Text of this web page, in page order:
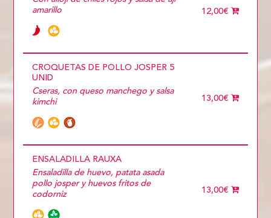
amarillo
12,00€
CROQUETAS DE POLLO JOSPER 5
UNID
Cseras, con queso manchego y salsa
kimchi
13,00€
ENSALADILLA RAUXA
Ensaladilla de huevo, patata asada
pollo josper y huevos fritos de
codorniz
13,00€